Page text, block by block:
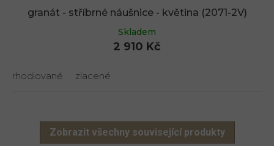
granát - stříbrné náušnice - květina (2071-2V)
Skladem
2 910 Kč
rhodiované zlacené
Zobrazit všechny související produkty